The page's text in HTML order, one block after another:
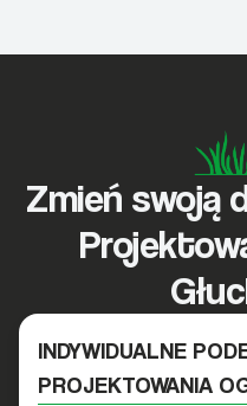
Zmień swoją
INDYWIDUALNE
PROJEKTOWANIA